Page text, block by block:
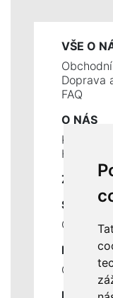
VŠE O
Doprava
FAQ
O NÁS
Kontakty
Historie a
SLUŽBY
Ceník
Ochrana
RYCHLÉ